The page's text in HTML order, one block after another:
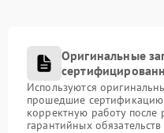
Оригинальные
Используются
прошедшие сертификацию
корректную работу после
гарантийных обязательств